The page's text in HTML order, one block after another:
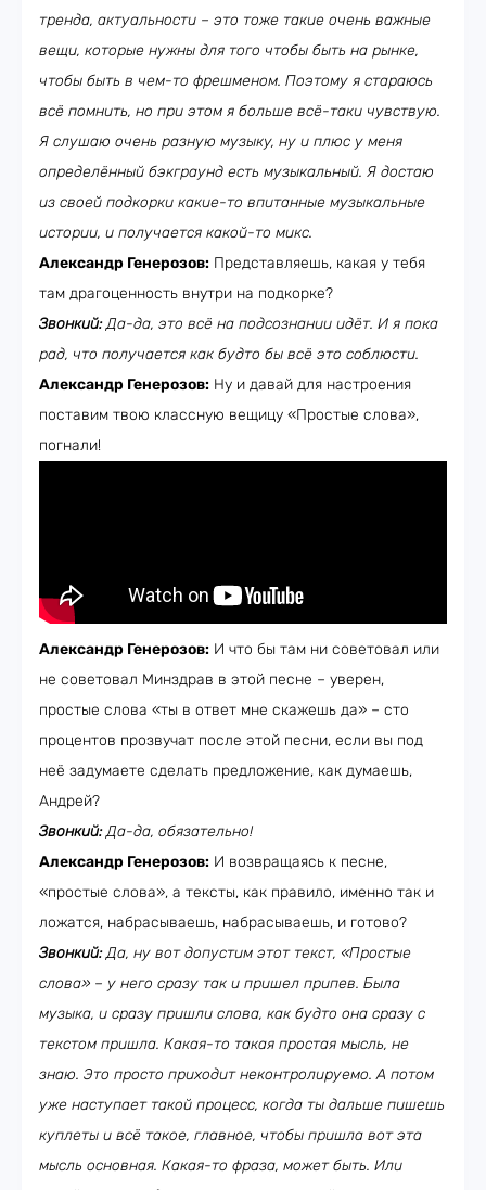
тренда, актуальности – это тоже такие очень важные
вещи, которые нужны для того чтобы быть на рынке,
чтобы быть в чем-то фрешменом. Поэтому я стараюсь
всё помнить, но при этом я больше всё-таки чувствую.
Я слушаю очень разную музыку, ну и плюс у меня
определённый бэкграунд есть музыкальный. Я достаю
из своей подкорки какие-то впитанные музыкальные
истории, и получается какой-то микс.
Александр Генерозов: Представляешь, какая у тебя
там драгоценность внутри на подкорке?
Звонкий:Да-да, это всё на подсознании идёт. И я пока
рад, что получается как будто бы всё это соблюсти.
Александр Генерозов: Ну и давай для настроения
поставим твою классную вещицу «Простые слова»,
погнали!
Александр Генерозов: И что бы там ни советовал или
не советовал Минздрав в этой песне – уверен,
простые слова «ты в ответ мне скажешь да» – сто
процентов прозвучат после этой песни, если вы под
неё задумаете сделать предложение, как думаешь,
Андрей?
Звонкий:Да-да, обязательно!
Александр Генерозов: И возвращаясь к песне,
«простые слова», а тексты, как правило, именно так и
ложатся, набрасываешь, набрасываешь, и готово?
Звонкий:Да, ну вот допустим этот текст, «Простые
слова» – у него сразу так и пришел припев. Была
музыка, и сразу пришли слова, как будто она сразу с
текстом пришла. Какая-то такая простая мысль, не
знаю. Это просто приходит неконтролируемо. А потом
уже наступает такой процесс, когда ты дальше пишешь
куплеты и всё такое, главное, чтобы пришла вот эта
мысль основная. Какая-то фраза, может быть. Или